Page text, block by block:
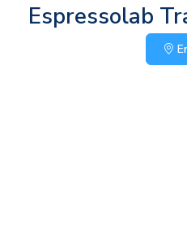
Espressolab